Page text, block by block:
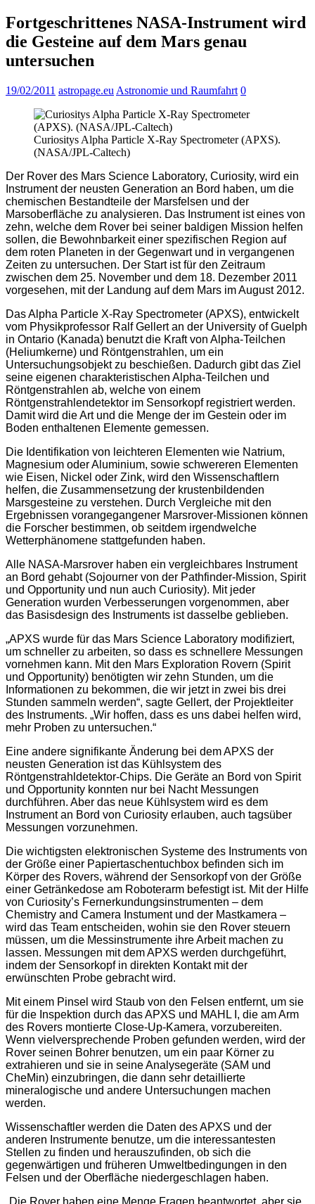
Fortgeschrittenes NASA-Instrument wird
die Gesteine auf dem Mars genau
untersuchen
19/02/2011 astropage.eu Astronomie und Raumfahrt 0
Curiositys Alpha Particle X-Ray Spectrometer (APXS).
(NASA/JPL-Caltech)
Der Rover des Mars Science Laboratory, Curiosity, wird ein
Instrument der neusten Generation an Bord haben, um die
chemischen Bestandteile der Marsfelsen und der
Marsoberfläche zu analysieren. Das Instrument ist eines von
zehn, welche dem Rover bei seiner baldigen Mission helfen
sollen, die Bewohnbarkeit einer spezifischen Region auf
dem roten Planeten in der Gegenwart und in vergangenen
Zeiten zu untersuchen. Der Start ist für den Zeitraum
zwischen dem 25. November und dem 18. Dezember 2011
vorgesehen, mit der Landung auf dem Mars im August 2012.
Das Alpha Particle X-Ray Spectrometer (APXS), entwickelt
vom Physikprofessor Ralf Gellert an der University of Guelph
in Ontario (Kanada) benutzt die Kraft von Alpha-Teilchen
(Heliumkerne) und Röntgenstrahlen, um ein
Untersuchungsobjekt zu beschießen. Dadurch gibt das Ziel
seine eigenen charakteristischen Alpha-Teilchen und
Röntgenstrahlen ab, welche von einem
Röntgenstrahlendetektor im Sensorkopf registriert werden.
Damit wird die Art und die Menge der im Gestein oder im
Boden enthaltenen Elemente gemessen.
Die Identifikation von leichteren Elementen wie Natrium,
Magnesium oder Aluminium, sowie schwereren Elementen
wie Eisen, Nickel oder Zink, wird den Wissenschaftlern
helfen, die Zusammensetzung der krustenbildenden
Marsgesteine zu verstehen. Durch Vergleiche mit den
Ergebnissen vorangegangener Marsrover-Missionen können
die Forscher bestimmen, ob seitdem irgendwelche
Wetterphänomene stattgefunden haben.
Alle NASA-Marsrover haben ein vergleichbares Instrument
an Bord gehabt (Sojourner von der Pathfinder-Mission, Spirit
und Opportunity und nun auch Curiosity). Mit jeder
Generation wurden Verbesserungen vorgenommen, aber
das Basisdesign des Instruments ist dasselbe geblieben.
„APXS wurde für das Mars Science Laboratory modifiziert,
um schneller zu arbeiten, so dass es schnellere Messungen
vornehmen kann. Mit den Mars Exploration Rovern (Spirit
und Opportunity) benötigten wir zehn Stunden, um die
Informationen zu bekommen, die wir jetzt in zwei bis drei
Stunden sammeln werden“, sagte Gellert, der Projektleiter
des Instruments. „Wir hoffen, dass es uns dabei helfen wird,
mehr Proben zu untersuchen.“
Eine andere signifikante Änderung bei dem APXS der
neusten Generation ist das Kühlsystem des
Röntgenstrahldetektor-Chips. Die Geräte an Bord von Spirit
und Opportunity konnten nur bei Nacht Messungen
durchführen. Aber das neue Kühlsystem wird es dem
Instrument an Bord von Curiosity erlauben, auch tagsüber
Messungen vorzunehmen.
Die wichtigsten elektronischen Systeme des Instruments von
der Größe einer Papiertaschentuchbox befinden sich im
Körper des Rovers, während der Sensorkopf von der Größe
einer Getränkedose am Roboterarm befestigt ist. Mit der Hilfe
von Curiosity’s Fernerkundungsinstrumenten – dem
Chemistry and Camera Instument und der Mastkamera –
wird das Team entscheiden, wohin sie den Rover steuern
müssen, um die Messinstrumente ihre Arbeit machen zu
lassen. Messungen mit dem APXS werden durchgeführt,
indem der Sensorkopf in direkten Kontakt mit der
erwünschten Probe gebracht wird.
Mit einem Pinsel wird Staub von den Felsen entfernt, um sie
für die Inspektion durch das APXS und MAHL I, die am Arm
des Rovers montierte Close-Up-Kamera, vorzubereiten.
Wenn vielversprechende Proben gefunden werden, wird der
Rover seinen Bohrer benutzen, um ein paar Körner zu
extrahieren und sie in seine Analysegeräte (SAM und
CheMin) einzubringen, die dann sehr detaillierte
mineralogische und andere Untersuchungen machen
werden.
Wissenschaftler werden die Daten des APXS und der
anderen Instrumente benutze, um die interessantesten
Stellen zu finden und herauszufinden, ob sich die
gegenwärtigen und früheren Umweltbedingungen in den
Felsen und der Oberfläche niedergeschlagen haben.